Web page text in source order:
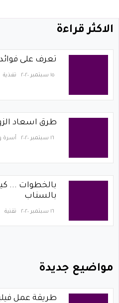
الاكثر قراءة
تعرف على
١٥ سبتمبر ٢٠٢٠ تغذية
طرق اسعاد
١٦ سبتمبر ٢٠٢٠ أسرة
بالخطوات ...
بالسناب
١٦ سبتمبر ٢٠٢٠ تقنية
مواضيع جديدة
طريقة عمل